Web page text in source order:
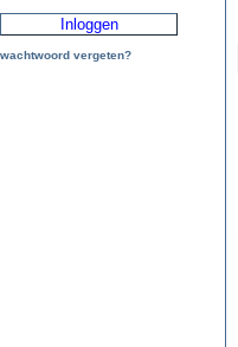
wachtwoord vergeten?